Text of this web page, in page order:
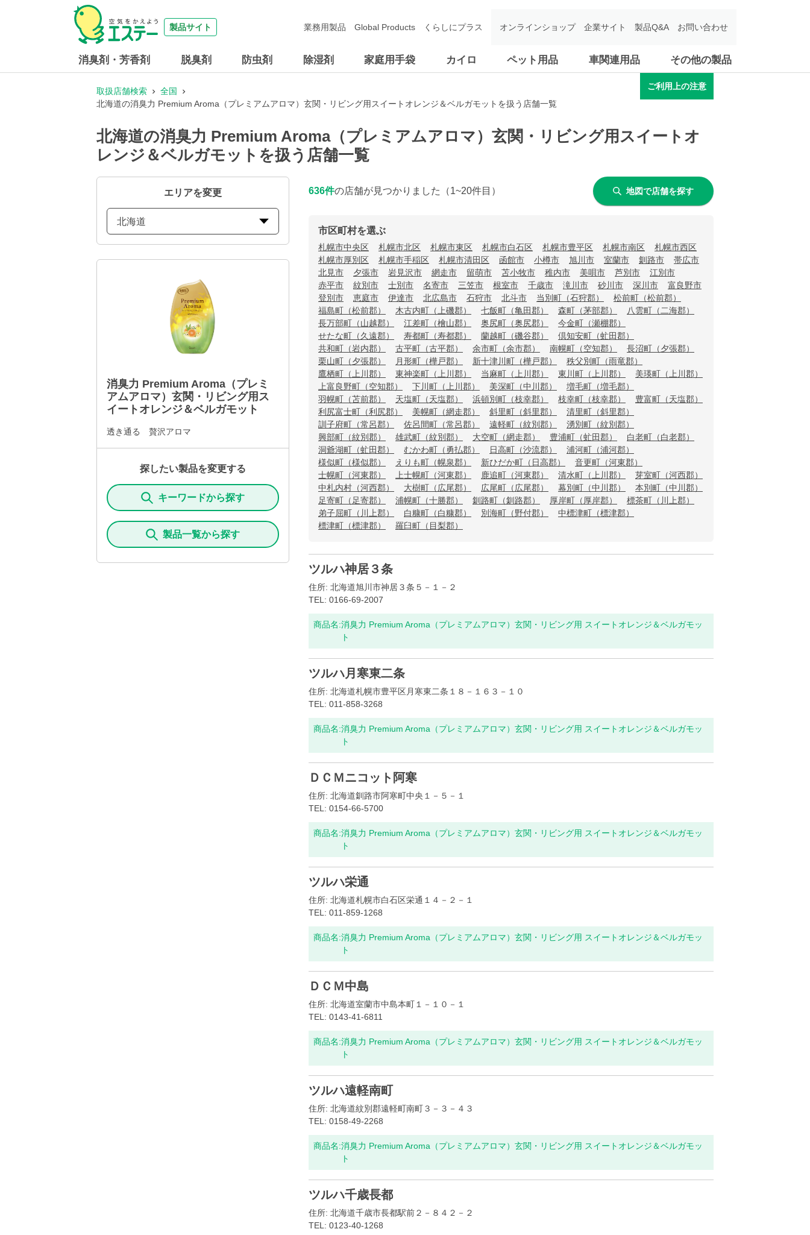
製品サイト
消臭剤・芳香剤 脱臭剤 防虫剤 除湿剤 家庭用手袋 カイロ ペット用品 車関連用品 その他の製品
業務用製品 Global Products くらしにプラス オンラインショップ 企業サイト 製品Q&A お問い合わせ
取扱店舗検索
全国
北海道の消臭力 Premium Aroma（プレミアムアロマ）玄関・リビング用スイートオレンジ＆ベルガモットを扱う店舗一覧
ご利用上の注意
北海道の消臭力 Premium Aroma（プレミアムアロマ）玄関・リビング用スイートオ
レンジ＆ベルガモットを扱う店舗一覧
エリアを変更
北海道
消臭力 Premium Aroma（プレミ
アムアロマ）玄関・リビング用ス
イートオレンジ＆ベルガモット
透き通る 贅沢アロマ
探したい製品を変更する
キーワードから探す
製品一覧から探す
636件の店舗が見つかりました （1~20件目） 地図で店舗を探す
市区町村を選ぶ
札幌市中央区 札幌市北区 札幌市東区 札幌市白石区 札幌市豊平区 札幌市南区
札幌市西区
札幌市厚別区
札幌市手稲区 札幌市清田区 函館市 小樽市 旭川市 室蘭市 釧路市
帯広市
北見市
夕張市 岩見沢市 網走市 留萌市 苫小牧市 稚内市 美唄市 芦別市
江別市
赤平市
紋別市 士別市 名寄市 三笠市 根室市 千歳市 滝川市 砂川市 深川市
富良野市
登別市
恵庭市 伊達市 北広島市 石狩市 北斗市 当別町（石狩郡）
松前町（松前郡）
福島町（松前郡）
木古内町（上磯郡） 七飯町（亀田郡） 森町（茅部郡）
八雲町（二海郡）
長万部町（山越郡）
江差町（檜山郡） 奥尻町（奥尻郡）
今金町（瀬棚郡）
せたな町（久遠郡）
寿都町（寿都郡） 蘭越町（磯谷郡）
倶知安町（虻田郡）
共和町（岩内郡）
古平町（古平郡） 余市町（余市郡） 南幌町（空知郡）
長沼町（夕張郡）
栗山町（夕張郡）
月形町（樺戸郡） 新十津川町（樺戸郡）
秩父別町（雨竜郡）
鷹栖町（上川郡）
東神楽町（上川郡） 当麻町（上川郡） 東川町（上川郡）
美瑛町（上川郡）
上富良野町（空知郡）
下川町（上川郡） 美深町（中川郡）
増毛町（増毛郡）
羽幌町（苫前郡）
天塩町（天塩郡） 浜頓別町（枝幸郡） 枝幸町（枝幸郡）
豊富町（天塩郡）
利尻富士町（利尻郡）
美幌町（網走郡） 斜里町（斜里郡）
清里町（斜里郡）
訓子府町（常呂郡）
佐呂間町（常呂郡） 遠軽町（紋別郡）
湧別町（紋別郡）
興部町（紋別郡）
雄武町（紋別郡） 大空町（網走郡） 豊浦町（虻田郡）
白老町（白老郡）
洞爺湖町（虻田郡）
むかわ町（勇払郡） 日高町（沙流郡）
浦河町（浦河郡）
様似町（様似郡）
えりも町（幌泉郡） 新ひだか町（日高郡）
音更町（河東郡）
士幌町（河東郡）
上士幌町（河東郡） 鹿追町（河東郡） 清水町（上川郡）
芽室町（河西郡）
中札内村（河西郡）
大樹町（広尾郡） 広尾町（広尾郡） 幕別町（中川郡）
本別町（中川郡）
足寄町（足寄郡）
浦幌町（十勝郡） 釧路町（釧路郡） 厚岸町（厚岸郡）
標茶町（川上郡）
弟子屈町（川上郡）
白糠町（白糠郡） 別海町（野付郡）
中標津町（標津郡）
標津町（標津郡）
羅臼町（目梨郡）
ツルハ神居３条
住所: 北海道旭川市神居３条５－１－２
TEL: 0166-69-2007
商品名:消臭力 Premium Aroma（プレミアムアロマ）玄関・リビング用 スイートオレンジ＆ベルガモッ
ト
ツルハ月寒東二条
住所: 北海道札幌市豊平区月寒東二条１８－１６３－１０
TEL: 011-858-3268
商品名:消臭力 Premium Aroma（プレミアムアロマ）玄関・リビング用 スイートオレンジ＆ベルガモッ
ト
ＤＣＭニコット阿寒
住所: 北海道釧路市阿寒町中央１－５－１
TEL: 0154-66-5700
商品名:消臭力 Premium Aroma（プレミアムアロマ）玄関・リビング用 スイートオレンジ＆ベルガモッ
ト
ツルハ栄通
住所: 北海道札幌市白石区栄通１４－２－１
TEL: 011-859-1268
商品名:消臭力 Premium Aroma（プレミアムアロマ）玄関・リビング用 スイートオレンジ＆ベルガモッ
ト
ＤＣＭ中島
住所: 北海道室蘭市中島本町１－１０－１
TEL: 0143-41-6811
商品名:消臭力 Premium Aroma（プレミアムアロマ）玄関・リビング用 スイートオレンジ＆ベルガモッ
ト
ツルハ遠軽南町
住所: 北海道紋別郡遠軽町南町３－３－４３
TEL: 0158-49-2268
商品名:消臭力 Premium Aroma（プレミアムアロマ）玄関・リビング用 スイートオレンジ＆ベルガモッ
ト
ツルハ千歳長都
住所: 北海道千歳市長都駅前２－８４２－２
TEL: 0123-40-1268